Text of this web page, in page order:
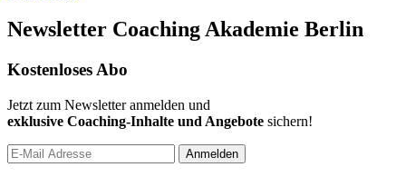
Newsletter Coaching Akademie Berlin
Kostenloses Abo
Jetzt zum Newsletter anmelden und
exklusive Coaching-Inhalte und Angebote sichern!
Anmelden